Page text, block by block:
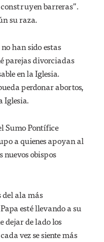
barreras”.
su raza.
han sido estas
parejas divorciadas
en la Iglesia.
perdonar abortos,
Iglesia.
Sumo Pontífice
a quienes apoyan al
nuevos obispos
del ala más
esté llevando a su
dejar de lado los
vez se siente más